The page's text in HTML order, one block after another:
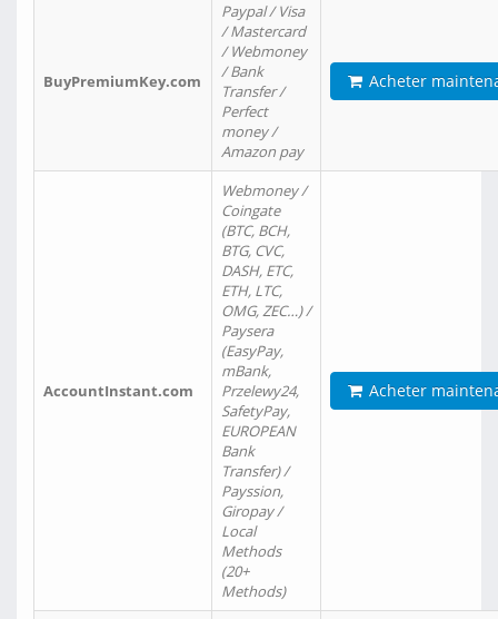
BuyPremiumKey.com
Paypal / Visa
/ Mastercard
/ Webmoney
/ Bank
Transfer /
Perfect
money /
Amazon pay
Acheter
AccountInstant.com
Webmoney /
Coingate
(BTC, BCH,
BTG, CVC,
DASH, ETC,
ETH, LTC,
OMG, ZEC…) /
Paysera
(EasyPay,
mBank,
Przelewy24,
SafetyPay,
EUROPEAN
Bank
Transfer) /
Payssion,
Giropay /
Local
Methods
(20+
Methods)
Acheter